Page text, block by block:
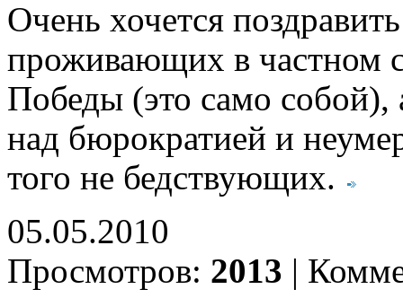
Очень хочется
проживающих в частном
Победы (это само собой),
над бюрократией и
того не бедствующих.
05.05.2010
Просмотров: 2013 |